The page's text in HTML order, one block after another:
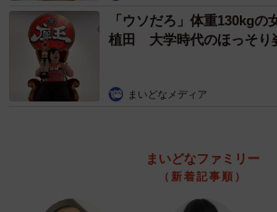
「ウソだろ」体重130kgの
植田 大学時代のほっそり
まいどなメディア
まいどなファミリー
（新着記事順）